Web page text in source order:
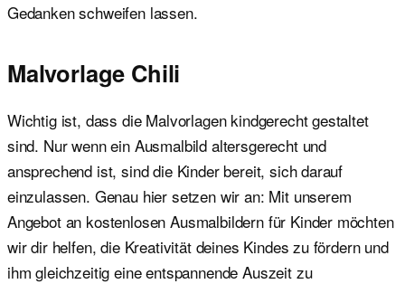
Gedanken schweifen lassen.
Malvorlage Chili
Wichtig ist, dass die Malvorlagen kindgerecht gestaltet
sind. Nur wenn ein Ausmalbild altersgerecht und
ansprechend ist, sind die Kinder bereit, sich darauf
einzulassen. Genau hier setzen wir an: Mit unserem
Angebot an kostenlosen Ausmalbildern für Kinder möchten
wir dir helfen, die Kreativität deines Kindes zu fördern und
ihm gleichzeitig eine entspannende Auszeit zu